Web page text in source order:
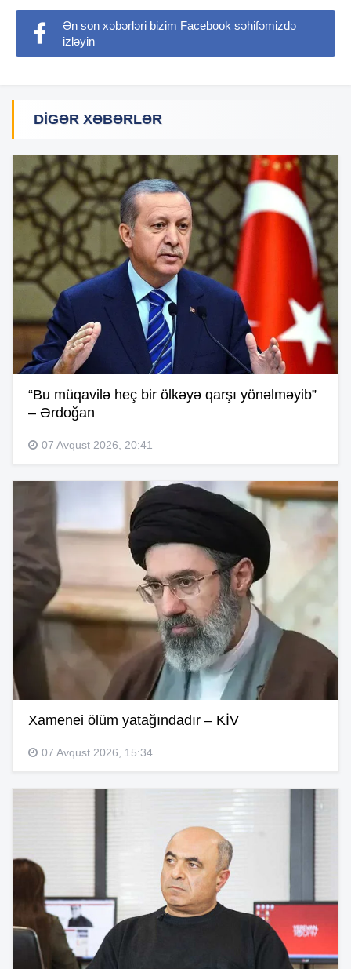
Ən son xəbərləri bizim Facebook səhifəmizdə
izləyin
DIGƏR XƏBƏRLƏR
“Bu müqavilə heç bir ölkəyə qarşı yönəlməyib”
– Ərdoğan
07 Avqust 2026, 20:41
Xamenei ölüm yatağındadır – KİV
07 Avqust 2026, 15:34